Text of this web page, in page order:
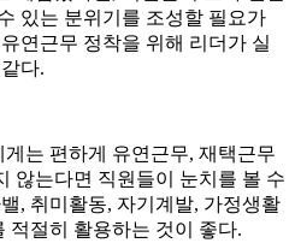
있는 분위기를 조성할 필요가
연근무 정착을 위해 리더가 실
다.
게는 편하게 유연근무, 재택근무
않는다면 직원들이 눈치를 볼 수
, 취미활동, 자기계발, 가정생활
적절히 활용하는 것이 좋다.